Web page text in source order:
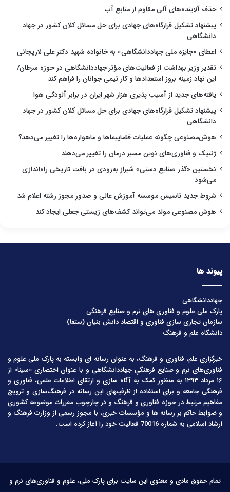
حذف آلاینده‌های آلی مقاوم از منابع آب
پیشنهاد تشکیل قرارگاه‌های جهادی برای حل مسائل کلان کشور در جهاد
دانشگاهی
اعطای «جایزه ملی جهاددانشگاهی» به خانواده شهید دکتر علی لاریجانی
تقدیر وزیر بهداشت از فعالیت‌های مؤثر جهاددانشگاهی در حوزه سرطان/
این نهاد زمینه بروز استعدادها و کار تیمی جوانان را فراهم کند
یافته‌های جدید از آسیب پذیری هزار شهر ایران در برابر آلودگی هوا
پیشنهاد تشکیل قرارگاه‌های جهادی برای حل مسائل کلان کشور در جهاد
دانشگاهی
هوش‌مصنوعی چگونه عملیات فضاپیماها و ماهواره‌ها را تغییر می‌دهد؟
ژنتیک و فناوری‌های نوین مسیر درمان را تغییر می‌دهند
نخستین «گذر صنایع دستی» شیراز به‌زودی در بافت تاریخی راه‌اندازی
می‌شود
شروط جدید تاسیس موسسه آموزش عالی و صدور مجوز رشته اعلام شد
هوش مصنوعی مولد می‌تواند کشف‌های زیستی جعلی ایجاد کند
پیوند ها
جهاددانشگاهی
پارک ملی علوم و فناوری های نرم و صنایع فرهنگی
سازمان تجاری سازی فناوری و اقتصاد دانش بنیان (ستفا)
دانشگاه علم و فرهنگ
خبرگزاری علم، فناوری و فرهنگ، به عنوان رسانه ای وابسته به پارک ملی علوم و
فناوری‌های نرم و صنایع فرهنگیِ جهاددانشگاهی و با عنوان اختصاری «سینا» از
۱۶ مرداد ۱۳۹۳ به منظور کمک به آگاه سازی و ارتقای اطلاعات علمی، فناوری و
فرهنگی جامعه و برای استفاده از ظرفیتهای این رسانه در فرهنگ‌سازی و ترویج
مفاهیم مرتبط در حوزه فناوری و فرهنگ و در چارچوب مقررات موضوعه کشوری
و ضوابط حاکم بر رسانه ها و مؤسسات خبری، با مجوز رسمی از وزارت فرهنگ و
ارشاد اسلامی به شماره 70016 فعالیت خود را آغاز کرده است.
تمام حقوق مادی و معنوی این سایت برای پارک ملی، علوم و فناوری‌های نرم و